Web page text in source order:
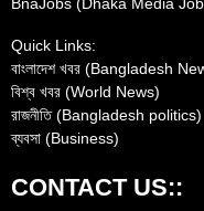
Quick Links:
বাংলাদেশ খবর (Bangladesh
বিশ্ব খবর (World News)
রাজনীতি (Bangladesh politics)
ব্যবসা (Business)
CONTACT US::